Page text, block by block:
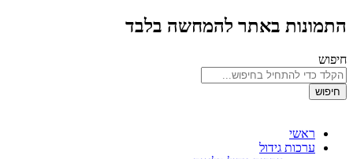
התמונות באתר להמחשה בלבד
חיפוש
חיפוש
ראשי
ערכות גידול